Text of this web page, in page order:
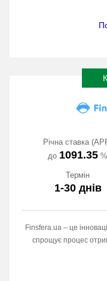
Річна ставка
до 1091.35 %
Термін
1-30 днів
Finsfera.ua – це
спрощує процес